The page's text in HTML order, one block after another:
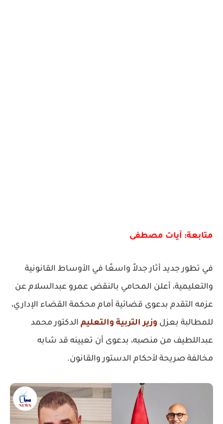
متابعة: آيات مصطفى
في تطور جديد أثار جدلاً واسعًا في الأوساط القانونية
والتعليمية، أعلن المحامي بالنقض عمرو عبدالسلام عن
عزمه التقدم بدعوى قضائية أمام محكمة القضاء الإداري،
للمطالبة بعزل وزير التربية والتعليم الدكتور محمد
عبداللطيف من منصبه، بدعوى أن تعيينه قد شابه
مخالفة صريحة لأحكام الدستور والقانون.